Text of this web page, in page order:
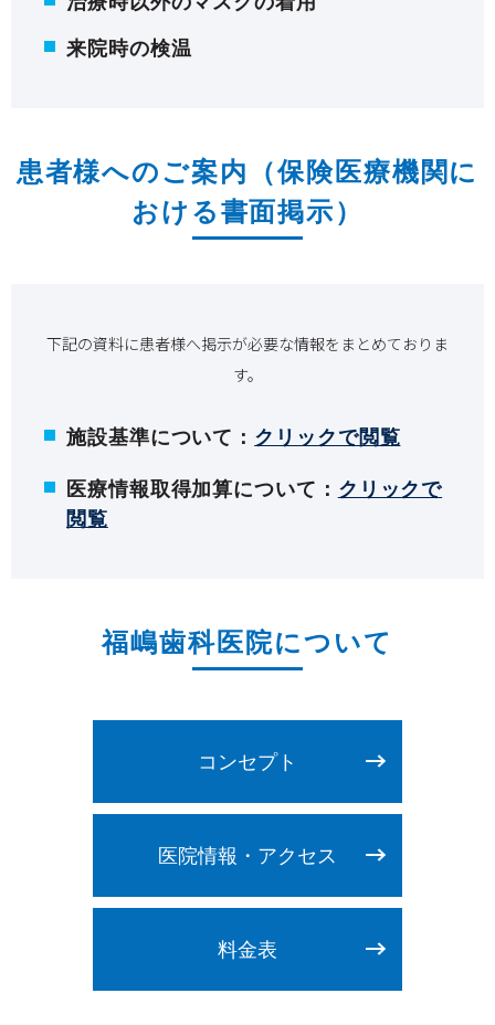
来院時の検温
患者様へのご案内（保険医療機関に
おける書面掲示）
下記の資料に患者様へ掲示が必要な情報をまとめておりま
す。
施設基準について： クリックで閲覧
医療情報取得加算について： クリックで
閲覧
福嶋歯科医院について
コンセプト
医院情報・アクセス
料金表